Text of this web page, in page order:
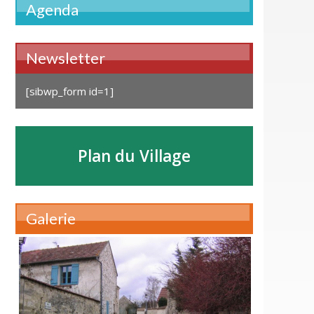
Agenda
Newsletter
[sibwp_form id=1]
Plan du Village
Galerie